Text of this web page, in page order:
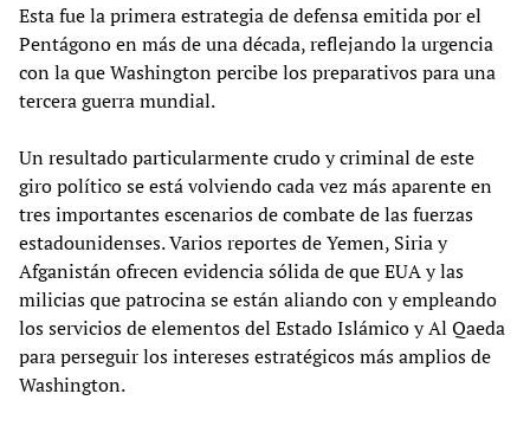
Esta fue la primera estrategia de defensa emitida por el
Pentágono en más de una década, reflejando la urgencia
con la que Washington percibe los preparativos para una
tercera guerra mundial.
Un resultado particularmente crudo y criminal de este
giro político se está volviendo cada vez más aparente en
tres importantes escenarios de combate de las fuerzas
estadounidenses. Varios reportes de Yemen, Siria y
Afganistán ofrecen evidencia sólida de que EUA y las
milicias que patrocina se están aliando con y empleando
los servicios de elementos del Estado Islámico y Al Qaeda
para perseguir los intereses estratégicos más amplios de
Washington.